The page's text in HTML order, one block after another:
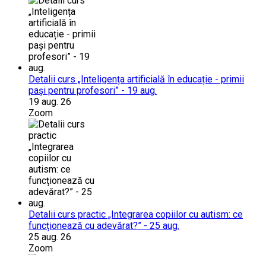
Detalii curs „Inteligența artificială în educație - primii
pași pentru profesori” - 19 aug.
19 aug. 26
Zoom
Detalii curs practic „Integrarea copiilor cu autism: ce
funcționează cu adevărat?” - 25 aug.
25 aug. 26
Zoom